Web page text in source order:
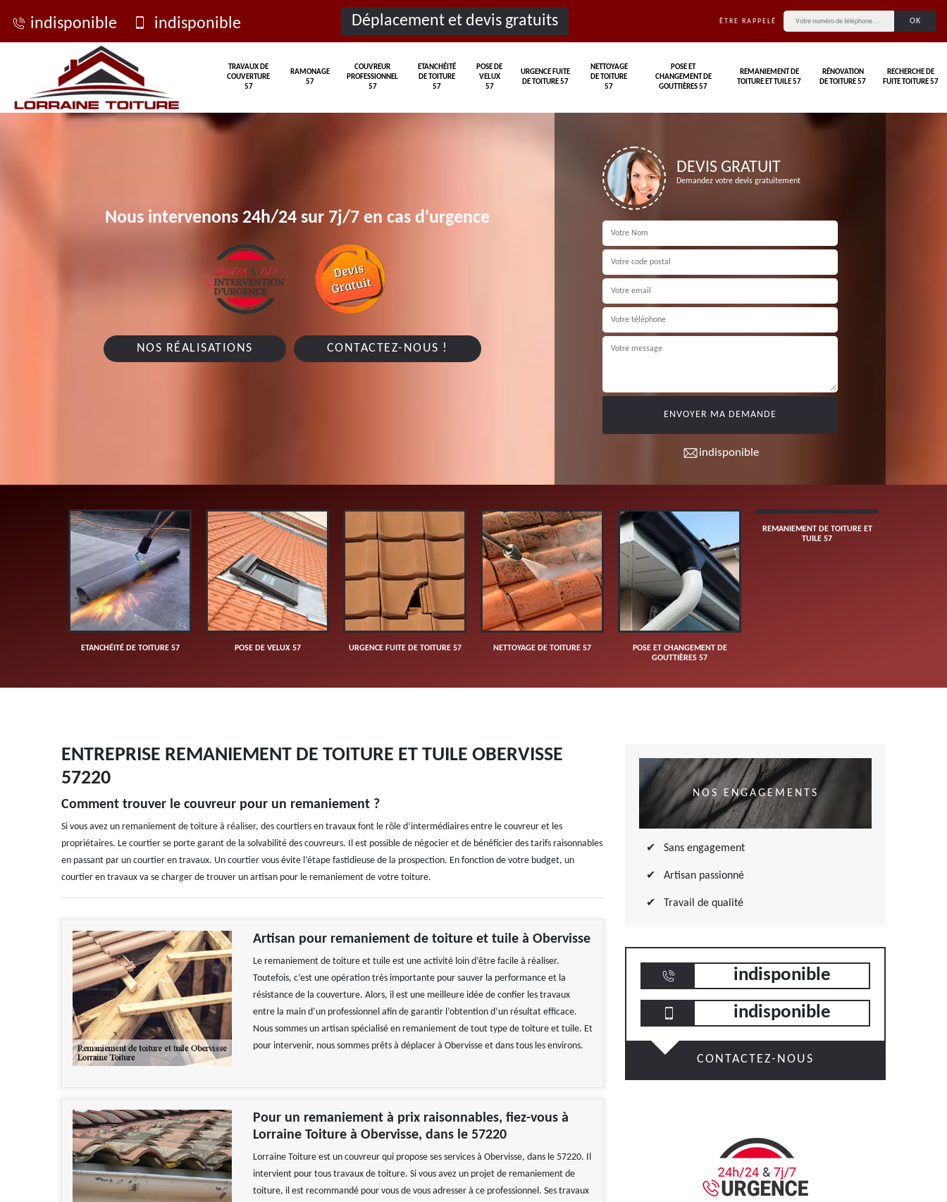
indisponible indisponible Déplacement et devis gratuits ÊTRE RAPPELÉ
TRAVAUX DE
COUVERTURE
57
RAMONAGE
57
COUVREUR
PROFESSIONNEL
57
ETANCHÉITÉ
DE TOITURE
57
POSE DE
VELUX
57
URGENCE FUITE
DE TOITURE 57
NETTOYAGE
DE TOITURE
57
POSE ET
CHANGEMENT DE
GOUTTIÈRES 57
REMANIEMENT DE
TOITURE ET TUILE 57
RÉNOVATION
DE TOITURE 57
RECHERCHE DE
FUITE TOITURE 57
Nous intervenons 24h/24 sur 7j/7 en cas d'urgence
NOS RÉALISATIONS CONTACTEZ-NOUS !
DEVIS GRATUIT
Demandez votre devis gratuitement
indisponible
ETANCHÉITÉ DE TOITURE 57 POSE DE VELUX 57 URGENCE FUITE DE TOITURE 57 NETTOYAGE DE TOITURE 57
POSE ET CHANGEMENT DE
GOUTTIÈRES 57
REMANIEMENT DE TOITURE ET
TUILE 57
ENTREPRISE REMANIEMENT DE TOITURE ET TUILE OBERVISSE
57220
Comment trouver le couvreur pour un remaniement ?
Si vous avez un remaniement de toiture à réaliser, des courtiers en travaux font le rôle d’intermédiaires entre le couvreur et les
propriétaires. Le courtier se porte garant de la solvabilité des couvreurs. Il est possible de négocier et de bénéficier des tarifs raisonnables
en passant par un courtier en travaux. Un courtier vous évite l’étape fastidieuse de la prospection. En fonction de votre budget, un
courtier en travaux va se charger de trouver un artisan pour le remaniement de votre toiture.
Artisan pour remaniement de toiture et tuile à Obervisse
Le remaniement de toiture et tuile est une activité loin d’être facile à réaliser.
Toutefois, c’est une opération très importante pour sauver la performance et la
résistance de la couverture. Alors, il est une meilleure idée de confier les travaux
entre la main d’un professionnel afin de garantir l’obtention d’un résultat efficace.
Nous sommes un artisan spécialisé en remaniement de tout type de toiture et tuile. Et
pour intervenir, nous sommes prêts à déplacer à Obervisse et dans tous les environs.
Pour un remaniement à prix raisonnables, fiez-vous à
Lorraine Toiture à Obervisse, dans le 57220
Lorraine Toiture est un couvreur qui propose ses services à Obervisse, dans le 57220. Il
intervient pour tous travaux de toiture. Si vous avez un projet de remaniement de
toiture, il est recommandé pour vous de vous adresser à ce professionnel. Ses travaux
NOS ENGAGEMENTS
Sans engagement
Artisan passionné
Travail de qualité
indisponible
indisponible
CONTACTEZ-NOUS